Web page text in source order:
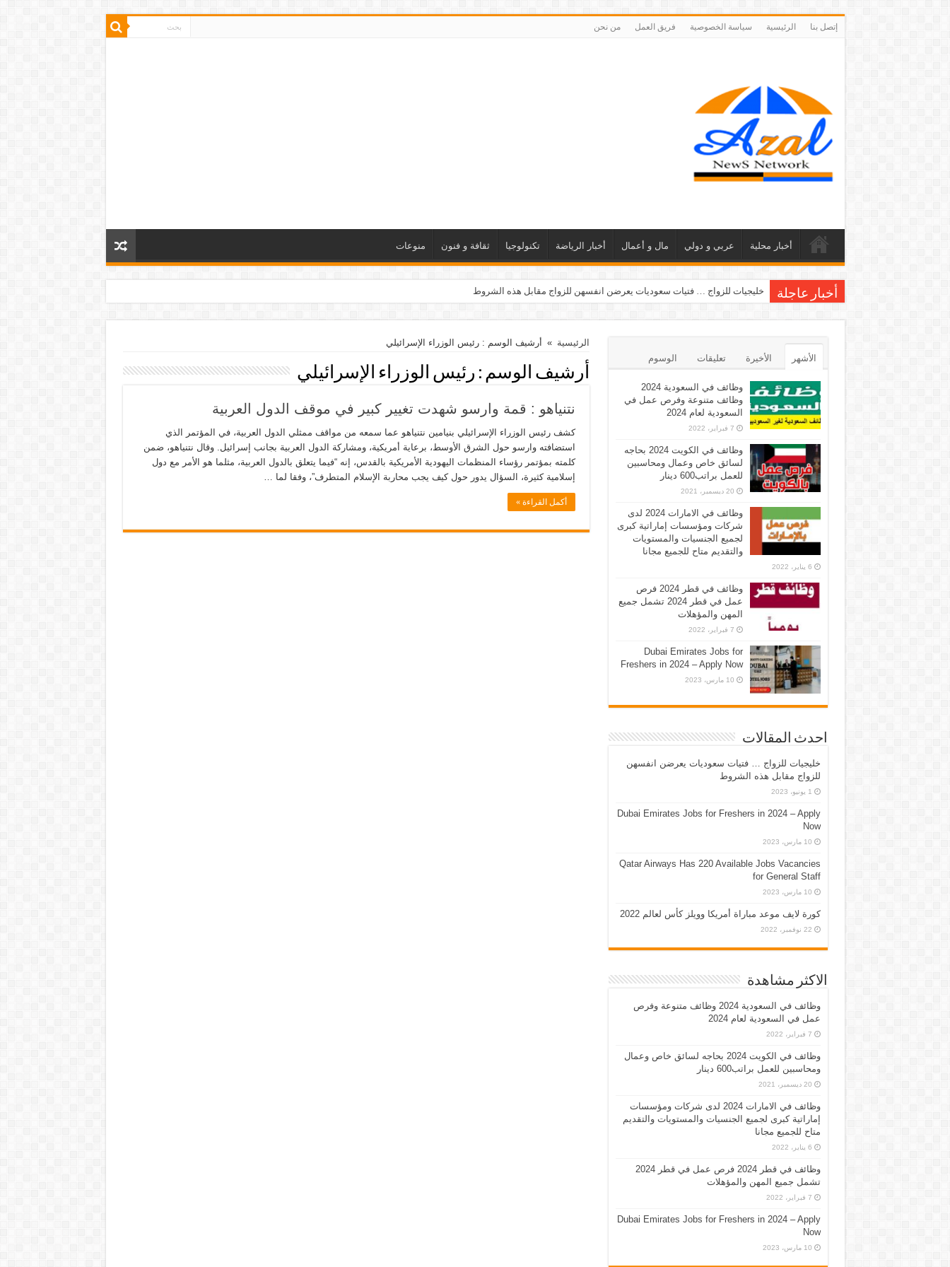
إتصل بنا الرئيسية سياسة الخصوصية فريق العمل من نحن
أخبار محلية عربي و دولي مال و أعمال أخبار الرياضة تكنولوجيا ثقافة و فنون منوعات
أخبار عاجلة خليجيات للزواج … فتيات سعوديات يعرضن انفسهن للزواج مقابل هذه الشروط
الرئيسية » أرشيف الوسم : رئيس الوزراء الإسرائيلي
أرشيف الوسم : رئيس الوزراء الإسرائيلي
نتنياهو : قمة وارسو شهدت تغيير كبير في موقف الدول العربية
كشف رئيس الوزراء الإسرائيلي بنيامين نتنياهو عما سمعه من مواقف ممثلي الدول العربية، في المؤتمر الذي
استضافته وارسو حول الشرق الأوسط، برعاية أمريكية، ومشاركة الدول العربية بجانب إسرائيل. وقال نتنياهو، ضمن
كلمته بمؤتمر رؤساء المنظمات اليهودية الأمريكية بالقدس، إنه “فيما يتعلق بالدول العربية، مثلما هو الأمر مع دول
إسلامية كثيرة، السؤال يدور حول كيف يجب محاربة الإسلام المتطرف”، وفقا لما …
أكمل القراءة »
الأشهر الأخيرة تعليقات الوسوم
وظائف في السعودية 2024
وظائف متنوعة وفرص عمل في
السعودية لعام 2024
7 فبراير، 2022
وظائف في الكويت 2024 بحاجه
لسائق خاص وعمال ومحاسبين
للعمل براتب600 دينار
20 ديسمبر، 2021
وظائف في الامارات 2024 لدى
شركات ومؤسسات إماراتية كبرى
لجميع الجنسيات والمستويات
والتقديم متاح للجميع مجانا
6 يناير، 2022
وظائف في قطر 2024 فرص
عمل في قطر 2024 تشمل جميع
المهن والمؤهلات
7 فبراير، 2022
Dubai Emirates Jobs for
Freshers in 2024 – Apply Now
10 مارس، 2023
احدث المقالات
خليجيات للزواج … فتيات سعوديات يعرضن انفسهن
للزواج مقابل هذه الشروط
1 يونيو، 2023
Dubai Emirates Jobs for Freshers in 2024 – Apply
Now
10 مارس، 2023
Qatar Airways Has 220 Available Jobs Vacancies
for General Staff
10 مارس، 2023
كورة لايف موعد مباراة أمريكا وويلز كأس لعالم 2022
22 نوفمبر، 2022
الاكثر مشاهدة
وظائف في السعودية 2024 وظائف متنوعة وفرص
عمل في السعودية لعام 2024
7 فبراير، 2022
وظائف في الكويت 2024 بحاجه لسائق خاص وعمال
ومحاسبين للعمل براتب600 دينار
20 ديسمبر، 2021
وظائف في الامارات 2024 لدى شركات ومؤسسات
إماراتية كبرى لجميع الجنسيات والمستويات والتقديم
متاح للجميع مجانا
6 يناير، 2022
وظائف في قطر 2024 فرص عمل في قطر 2024
تشمل جميع المهن والمؤهلات
7 فبراير، 2022
Dubai Emirates Jobs for Freshers in 2024 – Apply
Now
10 مارس، 2023